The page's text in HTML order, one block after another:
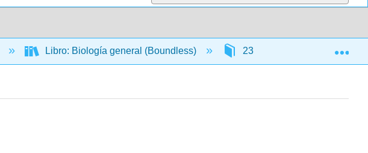
Libro: Biología general (Boundless) 23: Protistas 23.1: